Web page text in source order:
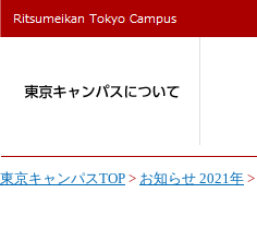
東京キャンパスTOP > お知らせ 2021年 >